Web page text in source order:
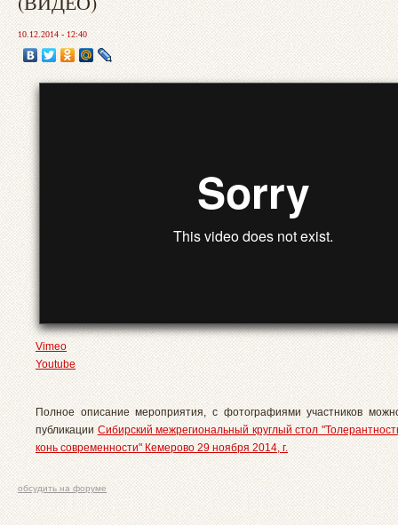
10.12.2014 - 12:40
Vimeo
Youtube
Полное описание мероприятия, с фотографиями участников
публикации Сибирский межрегиональный круглый стол
конь современности" Кемерово 29 ноября 2014, г.
обсудить на форуме